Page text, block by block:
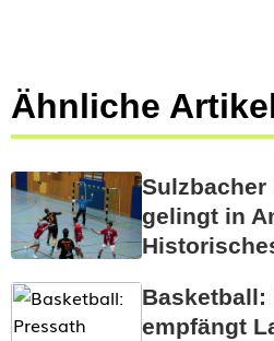
Ähnliche
Sulzbacher
gelingt in
Basketball:
empfängt